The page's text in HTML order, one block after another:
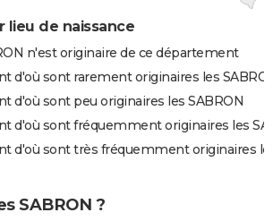
lieu de naissance
n'est originaire de ce département
d'où sont rarement originaires les
d'où sont peu originaires les SABRON
d'où sont fréquemment originaires les
d'où sont très fréquemment originaires
SABRON ?